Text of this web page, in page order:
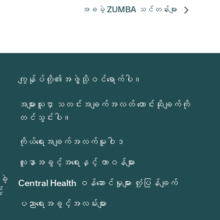
အခမဲ့ ZUMBA သင်တန်းများ
ကျွန်ုပ်တို့၏အဖွဲ့သို့ဝင်ရောက်ပါ။
အများသူငှာ သတင်းအချက်အလတ် တောင်းဆိုချက်ကို
တင်သွင်းပါ။
ကိုယ်ရေးအချက်အလက်မူဝါဒ
လူနာအခွင့်အရေးနှင့် တာဝန်များ
Central Health ဝန်ဆောင်မှုများ တုံ့ပြန်ချက်
ပညာရေးအခွင့်အလမ်းများ